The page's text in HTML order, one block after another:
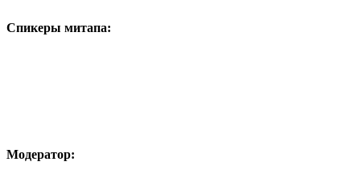
Спикеры митапа:
Модератор: